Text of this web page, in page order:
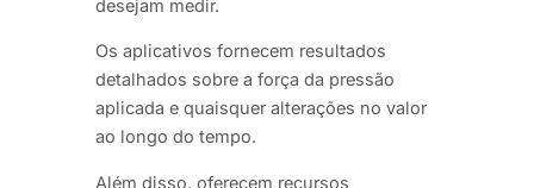
desejam medir.
Os aplicativos fornecem resultados
detalhados sobre a força da pressão
aplicada e quaisquer alterações no valor
ao longo do tempo.
Além disso, oferecem recursos